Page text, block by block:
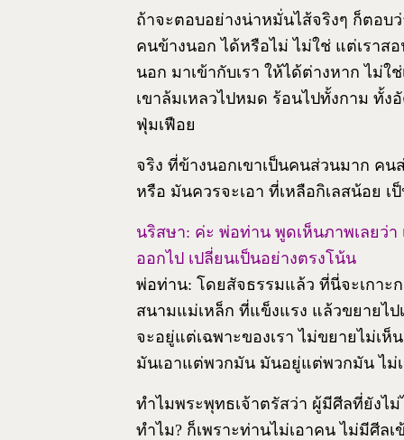
ถ้าจะตอบอย่างน่าหมั่นไส้จริงๆ ก็ตอบ
คนข้างนอก ได้หรือไม่ ไม่ใช่ แต่เราส
นอก มาเข้ากับเรา ให้ได้ต่างหาก ไม่ใ
เขาล้มเหลวไปหมด ร้อนไปทั้งกาม ทั้
ฟุ่มเฟือย
จริง ที่ข้างนอกเขาเป็นคนส่วนมาก คน
หรือ มันควรจะเอา ที่เหลือกิเลสน้อย
นริสษา: ค่ะ พ่อท่าน พูดเห็นภาพเลยว่า
ออกไป เปลี่ยนเป็นอย่างตรงโน้น
พ่อท่าน: โดยสัจธรรมแล้ว ที่นี่จะเกาะ
สนามแม่เหล็ก ที่แข็งแรง แล้วขยายไป
จะอยู่แต่เฉพาะของเรา ไม่ขยายไม่เ
มันเอาแต่พวกมัน มันอยู่แต่พวกมัน ไม่
ทำไมพระพุทธเจ้าตรัสว่า ผู้มีศีลที่ยังไ
ทำไม? ก็เพราะท่านไม่เอาคน ไม่มีศีลเ